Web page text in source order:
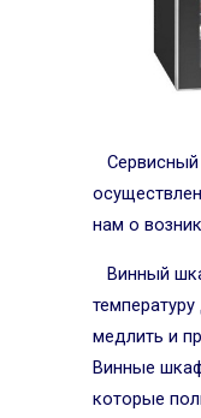
Сервисный
нам о
Винный
медлить и
Винные
которые